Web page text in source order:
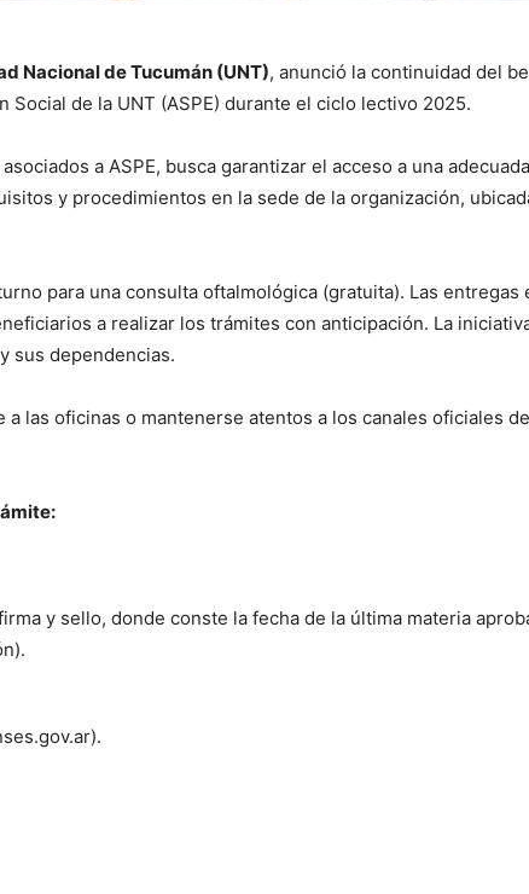
Nacional de Tucumán (UNT), anunció la continuidad del
de la UNT (ASPE) durante el ciclo lectivo 2025.
a ASPE, busca garantizar el acceso a una
y procedimientos en la sede de la organización,
para una consulta oftalmológica (gratuita). Las entregas
a realizar los trámites con anticipación. La
sus dependencias.
las oficinas o mantenerse atentos a los canales oficiales de
y sello, donde conste la fecha de la última materia